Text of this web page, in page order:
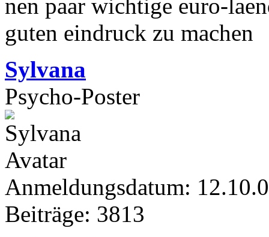
nen paar wichtige euro-
guten eindruck zu machen
Sylvana
Psycho-Poster
Anmeldungsdatum:
Beiträge: 3813